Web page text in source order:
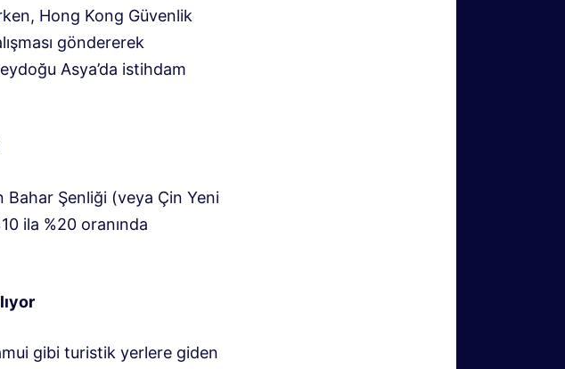
Hong Kong Güvenlik
göndererek
Asya’da istihdam
Şenliği (veya Çin Yeni
ila %20 oranında
gibi turistik yerlere giden